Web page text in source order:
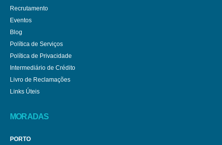
Recrutamento
Eventos
Blog
Política de Serviços
Política de Privacidade
Intermediário de Crédito
Livro de Reclamações
Links Úteis
MORADAS
PORTO